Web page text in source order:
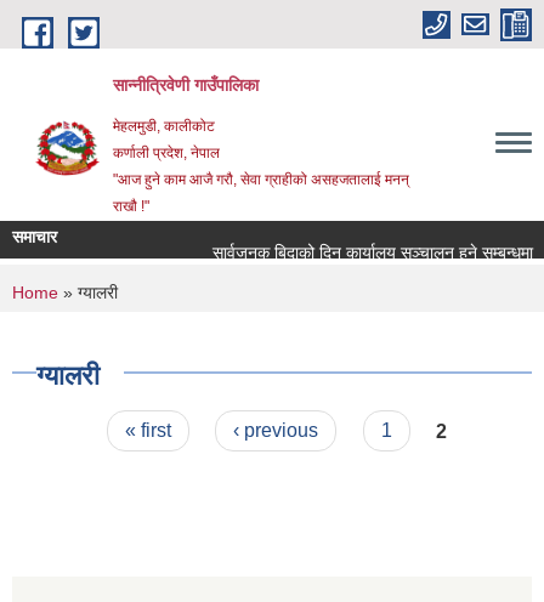
Skip to main content
सान्नीत्रिवेणी गाउँपालिका
मेहलमुडी, कालीकोट
कर्णाली प्रदेश, नेपाल
"आज हुने काम आजै गरौ, सेवा ग्राहीको असहजतालाई मनन्
राखौ !"
समाचार
सार्वजनुक बिदाको दिन कार्यालय सञ्चालन हुने सम्बन्धमा ।
You are here
Home » ग्यालरी
ग्यालरी
Pages« first ‹ previous 1 2